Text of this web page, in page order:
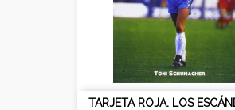
TARJETA ROJA. LOS